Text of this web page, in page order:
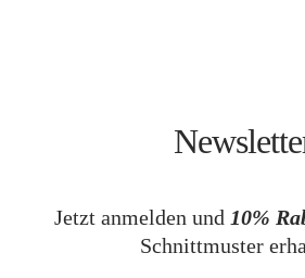
Jetzt anmelden und 10%
Schnittmuster